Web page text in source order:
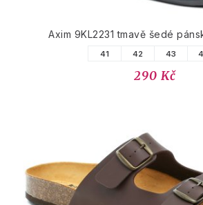
Axim 9KL2231 tmavě šedé
41 42 43
290 Kč